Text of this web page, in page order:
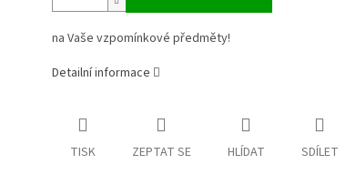
na Vaše vzpomínkové předměty!
Detailní informace
TISK ZEPTAT SE HLÍDAT SDÍLET